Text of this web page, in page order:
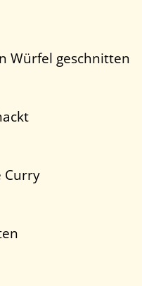
Würfel geschnitten
Curry